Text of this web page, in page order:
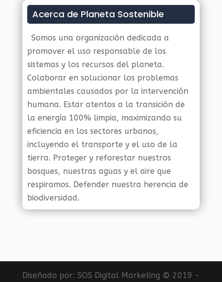
Acerca de Planeta Sostenible
Somos una organización dedicada a
promover el uso responsable de los
sistemas y los recursos del planeta.
Colaborar en solucionar los problemas
ambientales causados por la intervención
humana. Estar atentos a la transición de
la energía 100% limpia, maximizando su
eficiencia en los sectores urbanos,
incluyendo el transporte y el uso de la
tierra. Proteger y reforestar nuestros
bosques, nuestras aguas y el aire que
respiramos. Defender nuestra herencia de
biodiversidad.
Diseñado por:SOS Digital Marketing © 2019 -